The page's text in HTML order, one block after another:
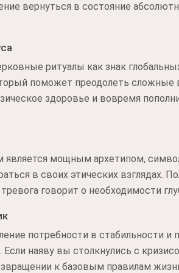
вернуться в состояние
ритуалы как знак
поможет преодолеть сложные
здоровье и вовремя
является мощным архетипом,
в своих этических взглядах.
говорит о необходимости
потребности в стабильности и
наяву вы столкнулись с
к базовым правилам